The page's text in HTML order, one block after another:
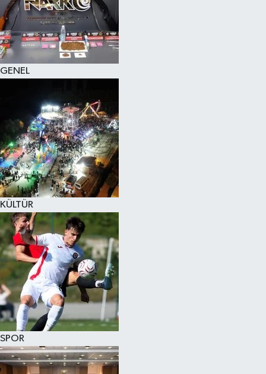
GENEL
KÜLTÜR
SPOR
KÜLTÜR SANAT
MAGAZİN
SAĞLIK
SİYASET
SPOR
TEKNOLOJİ
VİZYONDAKİLER
YAŞAM